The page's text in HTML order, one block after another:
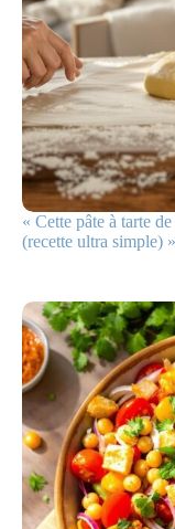
« Cette pâte à tarte
(recette ultra simple) »